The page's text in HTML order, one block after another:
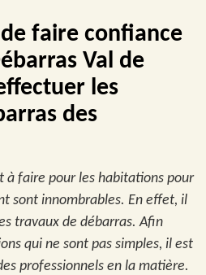
faire confiance
Val de
les
des
à faire pour les habitations pour
sont innombrables. En effet, il
travaux de débarras. Afin
qui ne sont pas simples, il est
professionnels en la matière.